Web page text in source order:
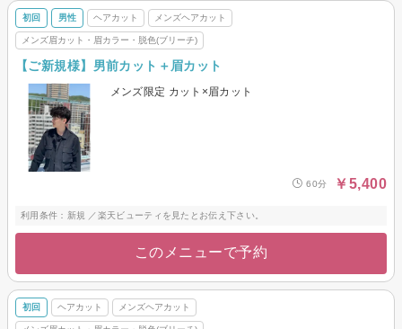
初回 男性 ヘアカット メンズヘアカット
メンズ眉カット・眉カラー・脱色(ブリーチ)
【ご新規様】男前カット＋眉カット
メンズ限定 カット×眉カット
60分 ￥5,400
利用条件：新規 ／楽天ビューティを見たとお伝え下さい。
このメニューで予約
初回 ヘアカット メンズヘアカット